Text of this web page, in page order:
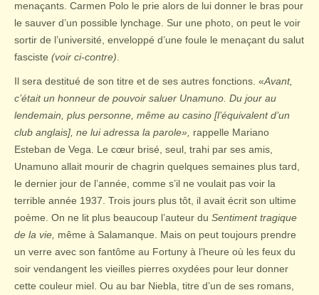
menaçants. Carmen Polo le prie alors de lui donner le bras pour
le sauver d’un possible lynchage. Sur une photo, on peut le voir
sortir de l’université, enveloppé d’une foule le menaçant du salut
fasciste (voir ci-contre).
Il sera destitué de son titre et de ses autres fonctions. «Avant,
c’était un honneur de pouvoir saluer Unamuno. Du jour au
lendemain, plus personne, même au casino [l’équivalent d’un
club anglais], ne lui adressa la parole», rappelle Mariano
Esteban de Vega. Le cœur brisé, seul, trahi par ses amis,
Unamuno allait mourir de chagrin quelques semaines plus tard,
le dernier jour de l’année, comme s’il ne voulait pas voir la
terrible année 1937. Trois jours plus tôt, il avait écrit son ultime
poème. On ne lit plus beaucoup l’auteur du Sentiment tragique
de la vie, même à Salamanque. Mais on peut toujours prendre
un verre avec son fantôme au Fortuny à l’heure où les feux du
soir vendangent les vieilles pierres oxydées pour leur donner
cette couleur miel. Ou au bar Niebla, titre d’un de ses romans,